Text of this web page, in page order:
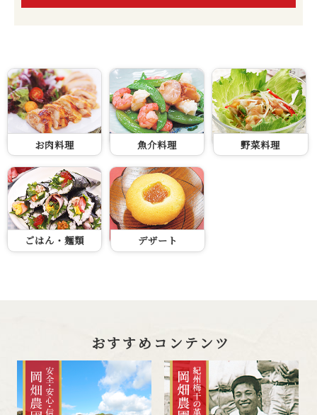
お肉料理 魚介料理 野菜料理
ごはん・麺類 デザート
おすすめコンテンツ